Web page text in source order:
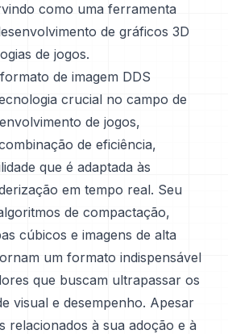
como uma ferramenta
de gráficos 3D
de jogos.
de imagem DDS
crucial no campo de
de jogos,
de eficiência,
que é adaptada às
em tempo real. Seu
de compactação,
cúbicos e imagens de alta
um formato indispensável
que buscam ultrapassar os
visual e desempenho. Apesar
relacionados à sua adoção e à